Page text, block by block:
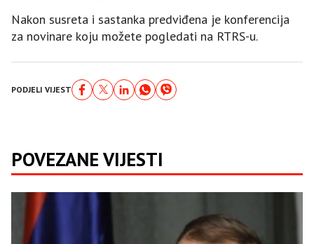
Nakon susreta i sastanka predviđena je konferencija
za novinare koju možete pogledati na RTRS-u.
PODJELI VIJEST
POVEZANE VIJESTI